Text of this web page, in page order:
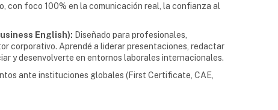
con foco 100% en la comunicación real, la confianza al
English): Diseñado para profesionales,
corporativo. Aprendé a liderar presentaciones, redactar
y desenvolverte en entornos laborales internacionales.
ante instituciones globales (First Certificate, CAE,